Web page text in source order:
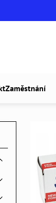
Zaměstnání